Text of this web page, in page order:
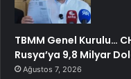
TBMM Genel Kurulu…
Rusya’ya 9,8 Milyar
Ağustos 7, 2026